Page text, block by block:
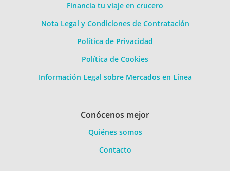
Financia tu viaje en crucero
Nota Legal y Condiciones de Contratación
Política de Privacidad
Política de Cookies
Información Legal sobre Mercados en Línea
Conócenos mejor
Quiénes somos
Contacto